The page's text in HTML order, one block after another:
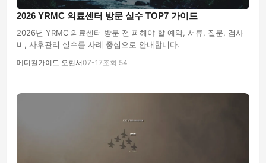
2026 YRMC 의료센터 방문 실수 TOP7 가이드
2026년 YRMC 의료센터 방문 전 피해야 할 예약, 서류, 질문, 검사
비, 사후관리 실수를 사례 중심으로 안내합니다.
메디컬가이드 오현서07-17조회 54